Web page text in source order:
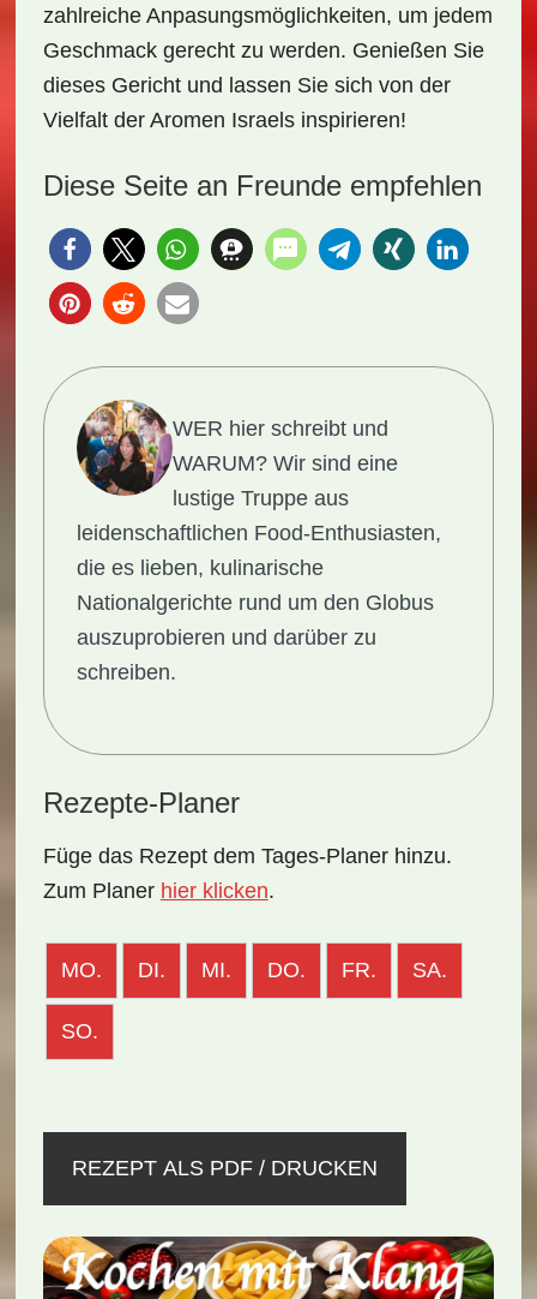
zahlreiche Anpasungsmöglichkeiten, um jedem
Geschmack gerecht zu werden. Genießen Sie
dieses Gericht und lassen Sie sich von der
Vielfalt der Aromen Israels inspirieren!
Diese Seite an Freunde empfehlen
WER hier schreibt und
WARUM?Wir sind eine
lustige Truppe aus
leidenschaftlichen Food-Enthusiasten,
die es lieben, kulinarische
Nationalgerichte rund um den Globus
auszuprobieren und darüber zu
schreiben.
Rezepte-Planer
Füge das Rezept dem Tages-Planer hinzu.
Zum Planer hier klicken.
MO. DI. MI. DO. FR. SA.
SO.
REZEPT ALS PDF / DRUCKEN